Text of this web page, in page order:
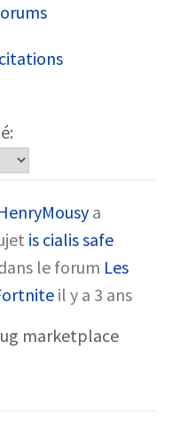
a
is cialis safe
le forum Les
il y a 3 ans
marketplace